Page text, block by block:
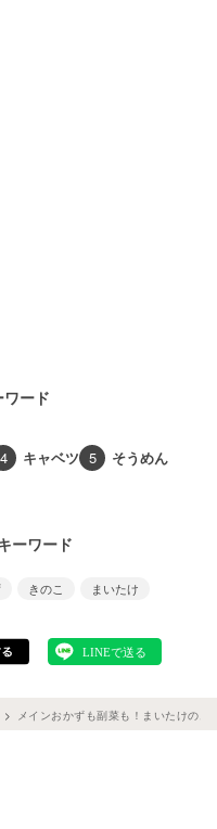
ワード
4 キャベツ 5 そうめん
ーワード
きのこ まいたけ
メインおかずも副菜も！まいたけの